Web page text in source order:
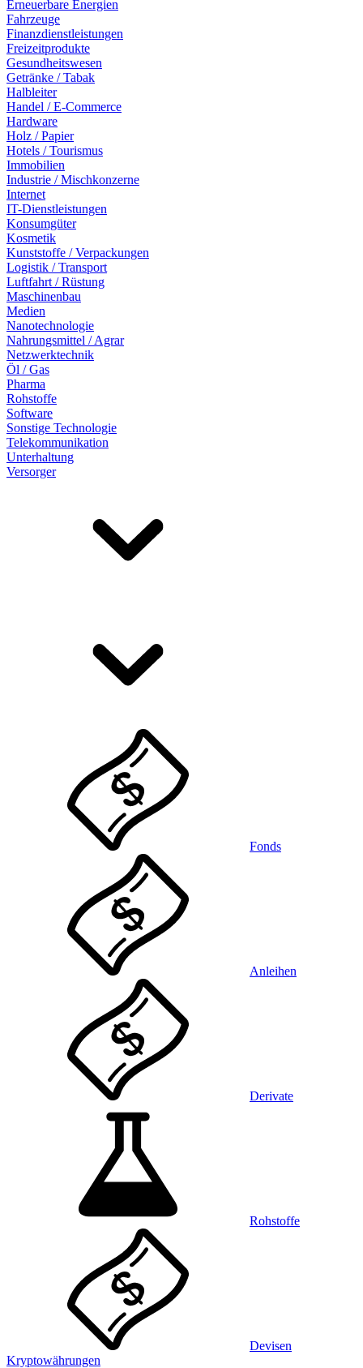
Erneuerbare Energien
Fahrzeuge
Finanzdienstleistungen
Freizeitprodukte
Gesundheitswesen
Getränke / Tabak
Halbleiter
Handel / E-Commerce
Hardware
Holz / Papier
Hotels / Tourismus
Immobilien
Industrie / Mischkonzerne
Internet
IT-Dienstleistungen
Konsumgüter
Kosmetik
Kunststoffe / Verpackungen
Logistik / Transport
Luftfahrt / Rüstung
Maschinenbau
Medien
Nanotechnologie
Nahrungsmittel / Agrar
Netzwerktechnik
Öl / Gas
Pharma
Rohstoffe
Software
Sonstige Technologie
Telekommunikation
Unterhaltung
Versorger
Fonds
Anleihen
Derivate
Rohstoffe
Devisen
Kryptowährungen